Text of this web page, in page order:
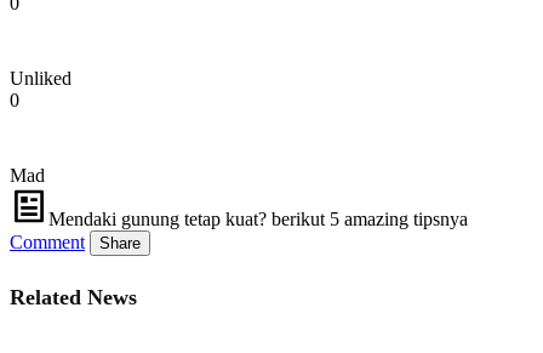
Unliked
0
Mad
Mendaki gunung tetap kuat? berikut 5 amazing tipsnya
Comment
Share
Related News